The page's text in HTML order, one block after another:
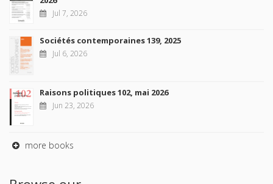
Jul 7, 2026
Sociétés contemporaines 139, 2025
Jul 6, 2026
Raisons politiques 102, mai 2026
Jun 23, 2026
more books